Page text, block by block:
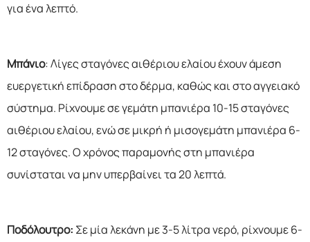
για ένα λεπτό.
Μπάνιο: Λίγες σταγόνες αιθέριου ελαίου έχουν άμεση
ευεργετική επίδραση στο δέρμα, καθώς και στο αγγειακό
σύστημα. Ρίχνουμε σε γεμάτη μπανιέρα 10-15 σταγόνες
αιθέριου ελαίου, ενώ σε μικρή ή μισογεμάτη μπανιέρα 6-
12 σταγόνες. Ο χρόνος παραμονής στη μπανιέρα
συνίσταται να μην υπερβαίνει τα 20 λεπτά.
Ποδόλουτρο: Σε μία λεκάνη με 3-5 λίτρα νερό, ρίχνουμε 6-